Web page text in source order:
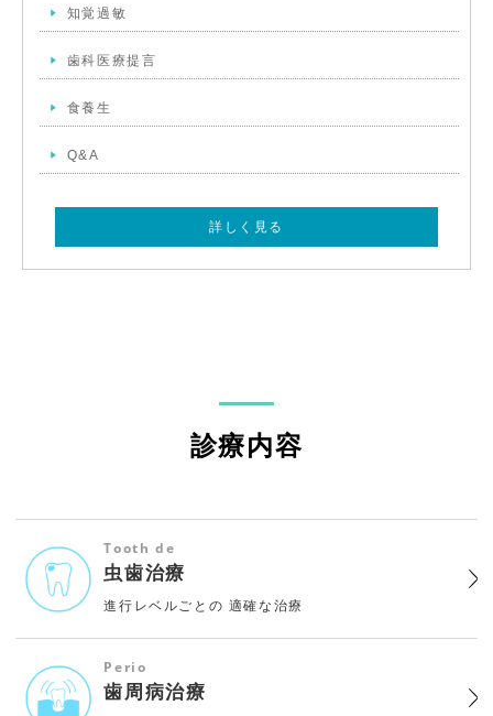
知覚過敏
歯科医療提言
食養生
Q&A
詳しく見る
診療内容
Tooth de
虫歯治療
進行レベルごとの 適確な治療
Perio
歯周病治療